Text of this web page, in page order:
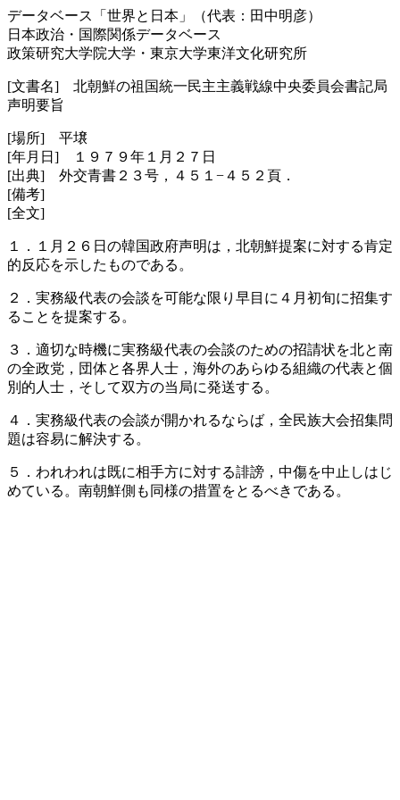
データベース「世界と日本」（代表：田中明彦）
日本政治・国際関係データベース
政策研究大学院大学・東京大学東洋文化研究所
[文書名] 北朝鮮の祖国統一民主主義戦線中央委員会書記局
声明要旨
[場所] 平壌
[年月日] １９７９年１月２７日
[出典] 外交青書２３号，４５１−４５２頁．
[備考]
[全文]
１．１月２６日の韓国政府声明は，北朝鮮提案に対する肯定
的反応を示したものである。
２．実務級代表の会談を可能な限り早目に４月初旬に招集す
ることを提案する。
３．適切な時機に実務級代表の会談のための招請状を北と南
の全政党，団体と各界人士，海外のあらゆる組織の代表と個
別的人士，そして双方の当局に発送する。
４．実務級代表の会談が開かれるならば，全民族大会招集問
題は容易に解決する。
５．われわれは既に相手方に対する誹謗，中傷を中止しはじ
めている。南朝鮮側も同様の措置をとるべきである。